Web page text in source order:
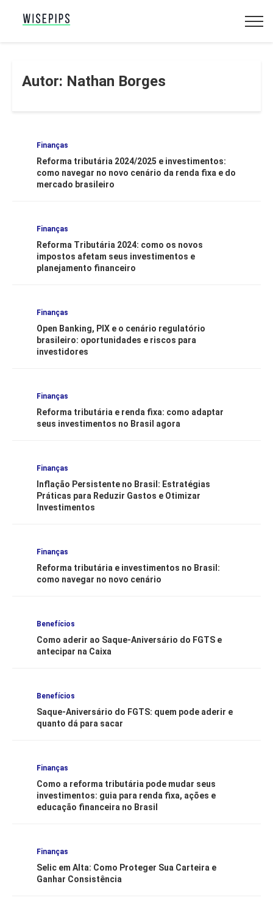
Autor: Nathan Borges
Finanças
Reforma tributária 2024/2025 e investimentos:
como navegar no novo cenário da renda fixa e do
mercado brasileiro
Finanças
Reforma Tributária 2024: como os novos
impostos afetam seus investimentos e
planejamento financeiro
Finanças
Open Banking, PIX e o cenário regulatório
brasileiro: oportunidades e riscos para
investidores
Finanças
Reforma tributária e renda fixa: como adaptar
seus investimentos no Brasil agora
Finanças
Inflação Persistente no Brasil: Estratégias
Práticas para Reduzir Gastos e Otimizar
Investimentos
Finanças
Reforma tributária e investimentos no Brasil:
como navegar no novo cenário
Benefícios
Como aderir ao Saque-Aniversário do FGTS e
antecipar na Caixa
Benefícios
Saque-Aniversário do FGTS: quem pode aderir e
quanto dá para sacar
Finanças
Como a reforma tributária pode mudar seus
investimentos: guia para renda fixa, ações e
educação financeira no Brasil
Finanças
Selic em Alta: Como Proteger Sua Carteira e
Ganhar Consistência